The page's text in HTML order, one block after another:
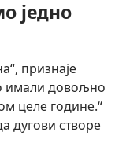
једно
признаје
имали довољно
целе године.“
дугови створе